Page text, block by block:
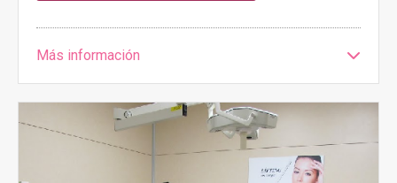
Más información